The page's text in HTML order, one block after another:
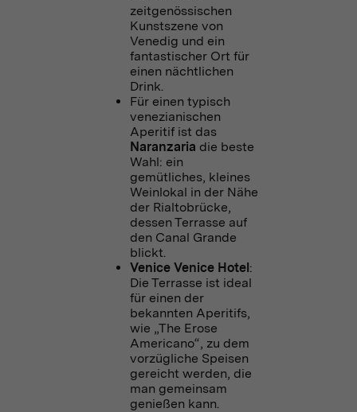
zeitgenössischen
Kunstszene von
Venedig und ein
fantastischer Ort für
einen nächtlichen
Drink.
Für einen typisch
venezianischen
Aperitif ist das
Naranzaria die beste
Wahl: ein
gemütliches, kleines
Weinlokal in der Nähe
der Rialtobrücke,
dessen Terrasse auf
den Canal Grande
blickt.
Venice Venice Hotel:
Die Terrasse ist ideal
für einen der
bekannten Aperitifs,
wie „The Erose
Americano“, zu dem
vorzügliche Speisen
gereicht werden, die
man gemeinsam
genießen kann.